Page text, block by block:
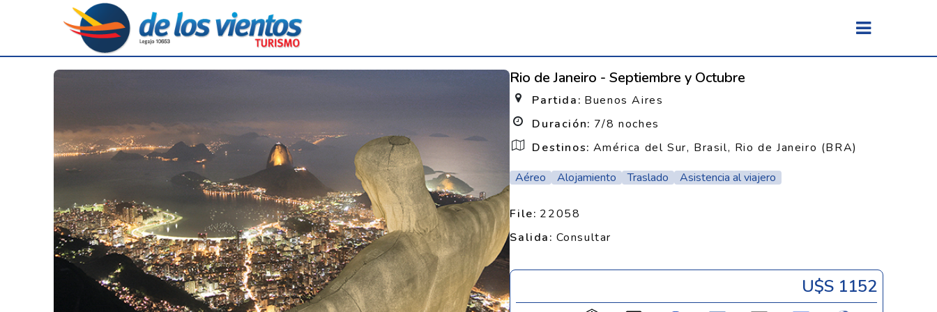
Rio de Janeiro - Septiembre y Octubre
Partida: Buenos Aires
Duración: 7/8 noches
Destinos: América del Sur, Brasil, Rio de Janeiro (BRA)
Aéreo
Alojamiento Traslado Asistencia al viajero
File: 22058
Salida: Consultar
U$s 1152